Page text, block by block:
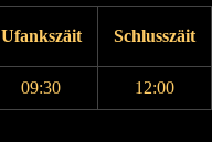
Ufankszäit Schlusszäit
09:30 12:00